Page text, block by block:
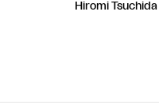
Hiromi Tsuchida